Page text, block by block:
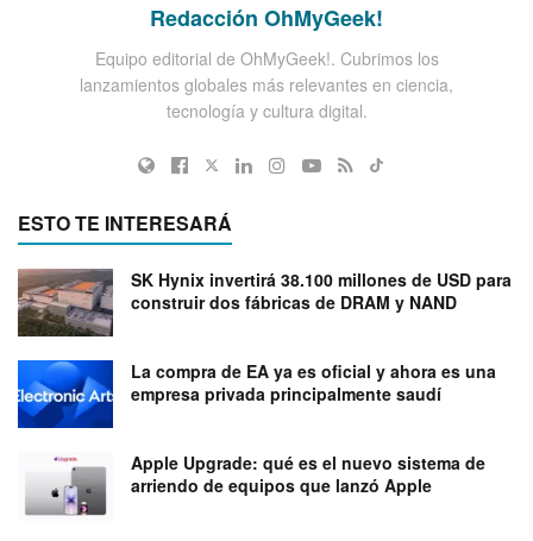
Redacción OhMyGeek!
Equipo editorial de OhMyGeek!. Cubrimos los
lanzamientos globales más relevantes en ciencia,
tecnología y cultura digital.
ESTO TE INTERESARÁ
SK Hynix invertirá 38.100 millones de USD para
construir dos fábricas de DRAM y NAND
La compra de EA ya es oficial y ahora es una
empresa privada principalmente saudí
Apple Upgrade: qué es el nuevo sistema de
arriendo de equipos que lanzó Apple